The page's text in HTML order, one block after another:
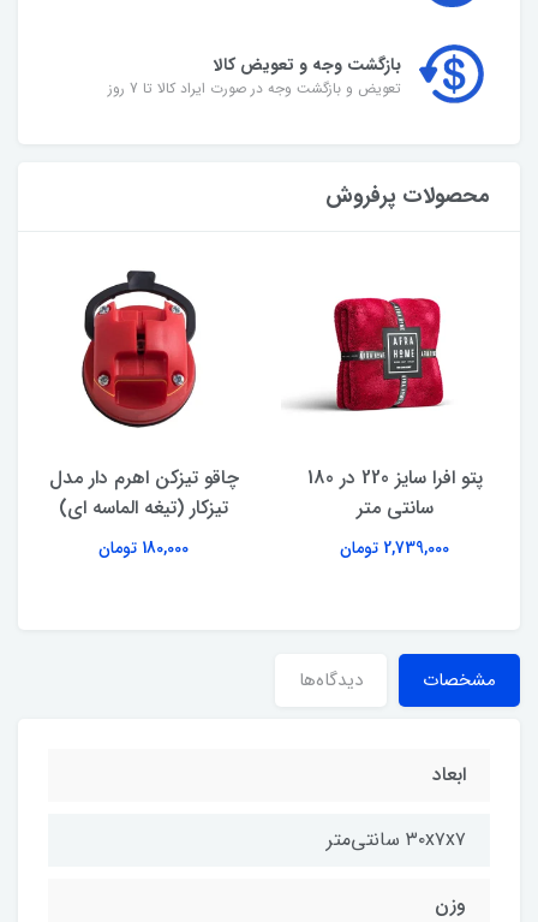
بازگشت وجه و تعویض کالا
تعویض و بازگشت وجه در صورت ایراد کالا تا 7 روز
محصولات پرفروش
پتو افرا سایز 220 در 180
سانتی متر
2,739,000 تومان
چاقو تیزکن اهرم‌ دار مدل
تیزکار (تیغه الماسه ای)
180,000 تومان
مشخصات دیدگاه‌ها
ابعاد
۳۰x۷x۷ سانتی‌متر
وزن